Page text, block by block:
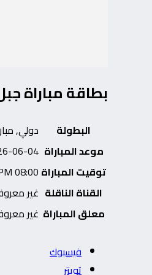
بطاقة مباراة
البطولة
دولي,
موعد المباراة 06-04
توقيت المباراة 08:00 PM بتوقيت مصر
القناة الناقلة غير
معلق المباراة غير
فيسبوك
تويتر